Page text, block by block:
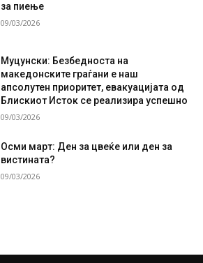
за пиење
09/03/2026
Муцунски: Безбедноста на
македонските граѓани е наш
апсолутен приоритет, евакуацијата од
Блискиот Исток се реализира успешно
09/03/2026
Осми март: Ден за цвеќе или ден за
вистината?
09/03/2026